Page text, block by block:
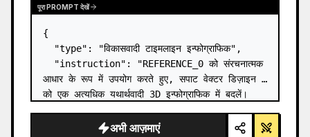
पूरा PROMPT देखें
{
  "type": "विकासवादी टाइमलाइन इन्फोग्राफिक",
  "instruction": "REFERENCE_0 को संरचनात्मक
आधार के रूप में उपयोग करते हुए, सपाट वेक्टर डिज़ाइन
को एक अत्यधिक यथार्थवादी 3D इन्फोग्राफिक में बदलें।
अभी आज़माएं